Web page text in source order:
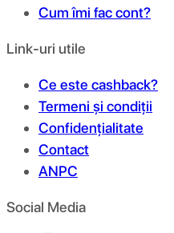
Cum îmi fac cont?
Link-uri utile
Ce este cashback?
Termeni și condiții
Confidențialitate
Contact
ANPC
Social Media